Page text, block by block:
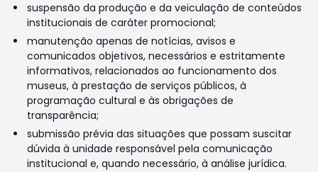
suspensão da produção e da veiculação de conteúdos
institucionais de caráter promocional;
manutenção apenas de notícias, avisos e
comunicados objetivos, necessários e estritamente
informativos, relacionados ao funcionamento dos
museus, à prestação de serviços públicos, à
programação cultural e às obrigações de
transparência;
submissão prévia das situações que possam suscitar
dúvida à unidade responsável pela comunicação
institucional e, quando necessário, à análise jurídica.